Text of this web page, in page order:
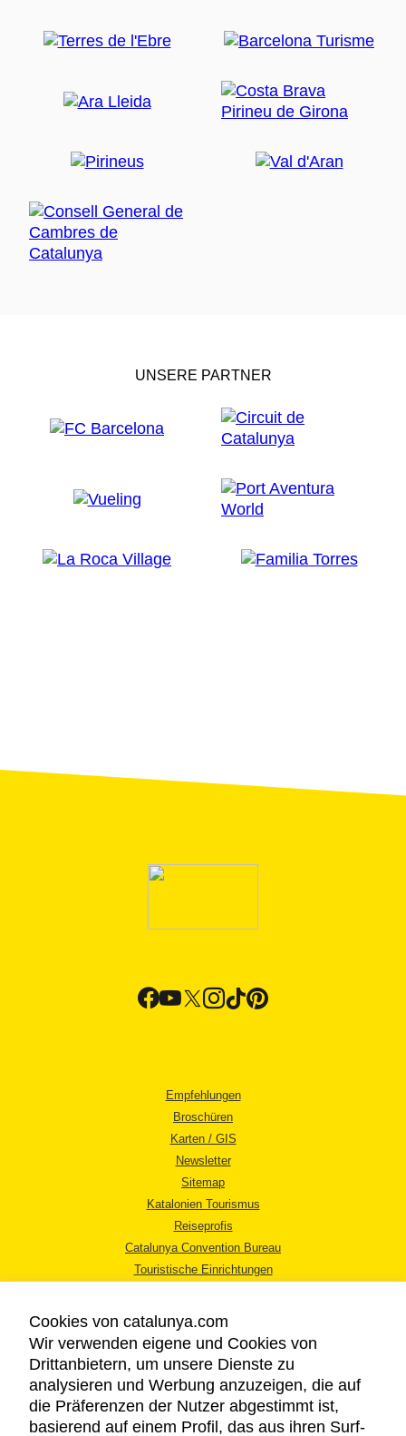
UNSERE PARTNER
Empfehlungen
Broschüren
Karten / GIS
Newsletter
Sitemap
Katalonien Tourismus
Reiseprofis
Catalunya Convention Bureau
Touristische Einrichtungen
RECHTLICHER HINWEIS
Cookies von catalunya.com
Wir verwenden eigene und Cookies von
Drittanbietern, um unsere Dienste zu
analysieren und Werbung anzuzeigen, die auf
die Präferenzen der Nutzer abgestimmt ist,
basierend auf einem Profil, das aus ihren Surf-